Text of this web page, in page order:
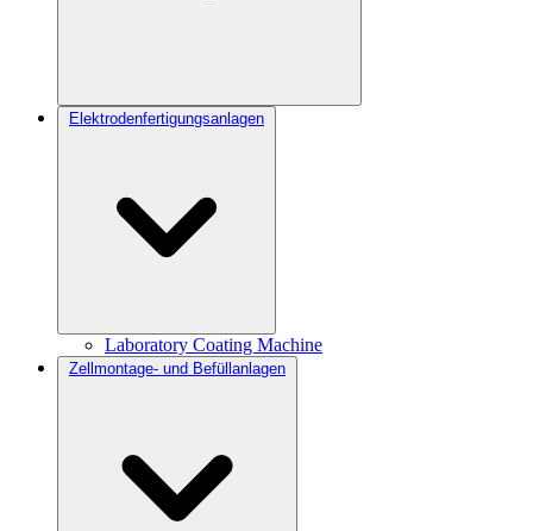
Elektrodenfertigungsanlagen
Laboratory Coating Machine
Zellmontage- und Befüllanlagen